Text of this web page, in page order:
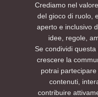
Crediamo nel
del gioco di ruolo,
aperto e inclusivo
idee, regole,
Se condividi
crescere la
potrai
contenuti,
contribuire